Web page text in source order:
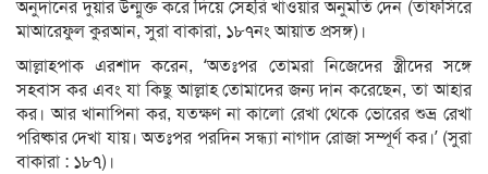
অনুদানের দুয়ার উন্মুক্ত করে দিয়ে সেহরি খাওয়ার অনুমতি দেন (তাফসিরে
মাআরেফুল কুরআন, সুরা বাকারা, ১৮৭নং আয়াত প্রসঙ্গ)।
আল্লাহপাক এরশাদ করেন, ‘অতঃপর তোমরা নিজেদের স্ত্রীদের সঙ্গে
সহবাস কর এবং যা কিছু আল্লাহ তোমাদের জন্য দান করেছেন, তা আহার
কর। আর খানাপিনা কর, যতক্ষণ না কালো রেখা থেকে ভোরের শুভ্র রেখা
পরিষ্কার দেখা যায়। অতঃপর পরদিন সন্ধ্যা নাগাদ রোজা সম্পূর্ণ কর।’ (সুরা
বাকারা : ১৮৭)।